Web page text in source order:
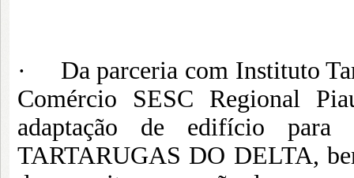
· Da parceria com Instituto
Comércio SESC Regional
adaptação de edifício para
TARTARUGAS DO DELTA,